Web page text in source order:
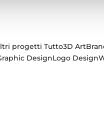
progetti Tutto3D
DesignLogo